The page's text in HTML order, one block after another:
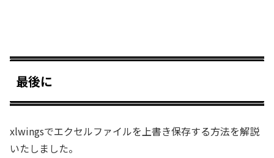
最後に
xlwingsでエクセルファイルを上書き保存する方法を解説
いたしました。